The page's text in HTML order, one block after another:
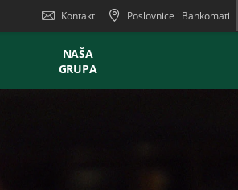
Kontakt Poslovnice i Bankomati
NAŠA
GRUPA